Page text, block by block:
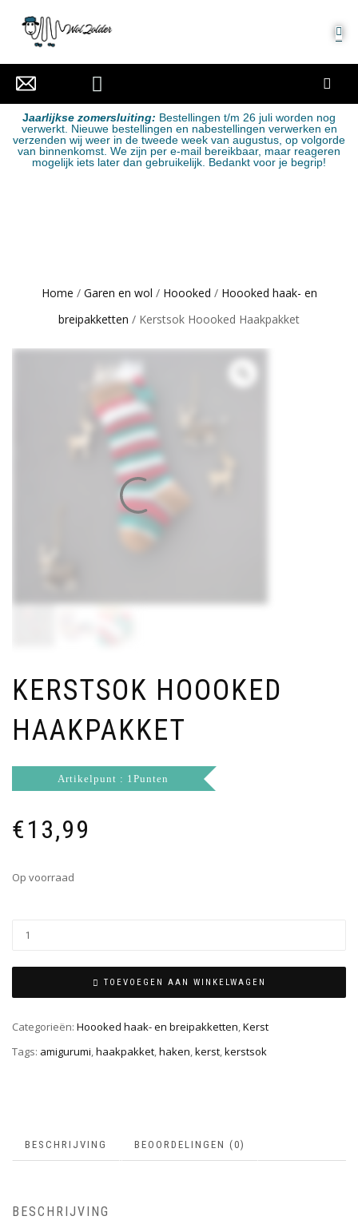
Jaarlijkse zomersluiting: Bestellingen t/m 26 juli worden nog
verwerkt. Nieuwe bestellingen en nabestellingen verwerken en
verzenden wij weer in de tweede week van augustus, op volgorde
van binnenkomst. We zijn per e-mail bereikbaar, maar reageren
mogelijk iets later dan gebruikelijk. Bedankt voor je begrip!
Home / Garen en wol / Hoooked / Hoooked haak- en
breipakketten / Kerstsok Hoooked Haakpakket
KERSTSOK HOOOKED
HAAKPAKKET
Artikelpunt : 1Punten
€13,99
Op voorraad
TOEVOEGEN AAN WINKELWAGEN
Categorieën: Hoooked haak- en breipakketten,Kerst
Tags: amigurumi,haakpakket,haken,kerst,kerstsok
BESCHRIJVING BEOORDELINGEN (0)
BESCHRIJVING